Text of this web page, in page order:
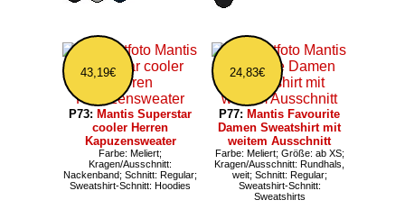
43,19€
P73: Mantis Superstar
cooler Herren
Kapuzensweater
Farbe: Meliert;
Kragen/Ausschnitt:
Nackenband; Schnitt: Regular;
Sweatshirt-Schnitt: Hoodies
24,83€
P77: Mantis Favourite
Damen Sweatshirt mit
weitem Ausschnitt
Farbe: Meliert; Größe: ab XS;
Kragen/Ausschnitt: Rundhals,
weit; Schnitt: Regular;
Sweatshirt-Schnitt:
Sweatshirts